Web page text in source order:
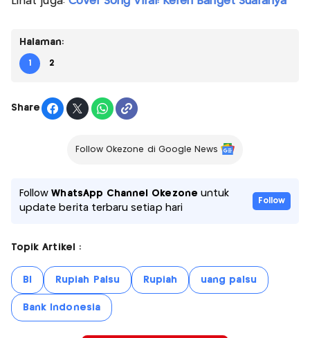
Halaman:
1 2
Share
Follow Okezone di Google News
FollowWhatsApp Channel Okezone untuk
update berita terbaru setiap hari
Follow
Topik Artikel :
BI Rupiah Palsu Rupiah uang palsu
Bank Indonesia